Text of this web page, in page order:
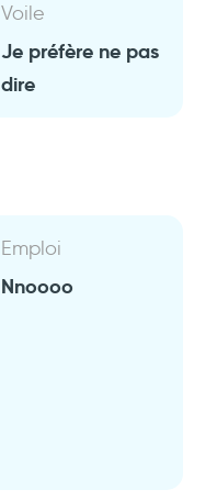
Voile
Je préfère ne pas
dire
Emploi
Nnoooo